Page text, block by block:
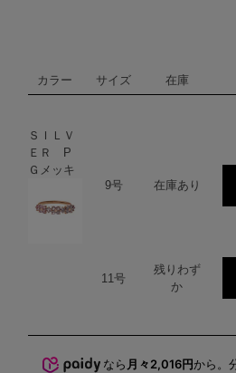
カラー サイズ 在庫
ＳＩＬＶ
ＥＲ P
Ｇメッキ
9号
在庫あり
11号
残りわず
か
なら 月々2,016円から。